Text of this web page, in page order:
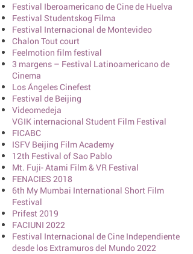
Festival Iberoamericano de Cine de Huelva
Festival Studentskog Filma
Festival Internacional de Montevideo
Chalon Tout court
Feelmotion film festival
3 margens – Festival Latinoamericano de
Cinema
Los Ángeles Cinefest
Festival de Beijing
Videomedeja
VGIK internacional Student Film Festival
FICABC
ISFV Beijing Film Academy
12th Festival of Sao Pablo
Mt. Fuji- Atami Film & VR Festival
FENACIES 2018
6th My Mumbai International Short Film
Festival
Prifest 2019
FACIUNI 2022
Festival Internacional de Cine Independiente
desde los Extramuros del Mundo 2022